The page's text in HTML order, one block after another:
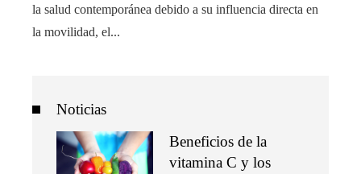
la salud contemporánea debido a su influencia directa en
la movilidad, el...
Noticias
Beneficios de la
vitamina C y los